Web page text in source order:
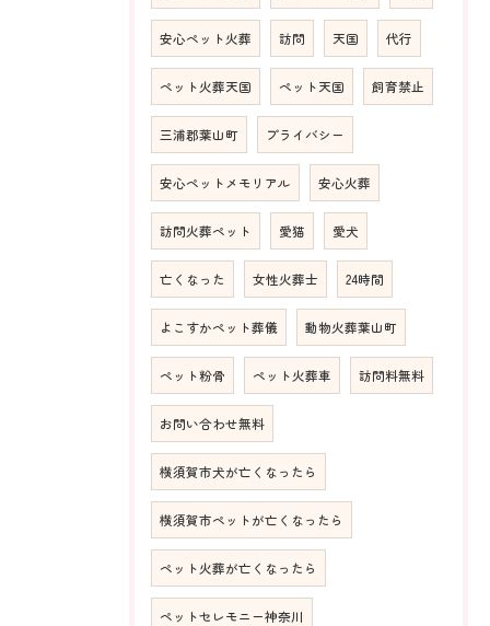
安心ペット火葬 訪問 天国 代行
ペット火葬天国 ペット天国 飼育禁止
三浦郡葉山町 プライバシー
安心ペットメモリアル 安心火葬
訪問火葬ペット 愛猫 愛犬
亡くなった 女性火葬士 24時間
よこすかペット葬儀 動物火葬葉山町
ペット粉骨 ペット火葬車 訪問料無料
お問い合わせ無料
横須賀市犬が亡くなったら
横須賀市ペットが亡くなったら
ペット火葬が亡くなったら
ペットセレモニー神奈川